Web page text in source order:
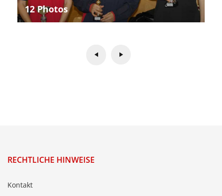
12 Photos
RECHTLICHE HINWEISE
Kontakt